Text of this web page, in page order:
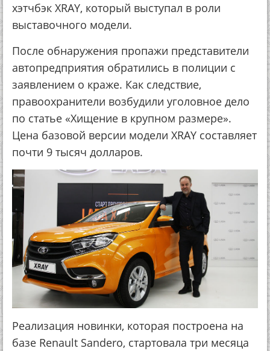
хэтчбэк XRAY, который выступал в роли
выставочного модели.
После обнаружения пропажи представители
автопредприятия обратились в полиции с
заявлением о краже. Как следствие,
правоохранители возбудили уголовное дело
по статье «Хищение в крупном размере».
Цена базовой версии модели XRAY составляет
почти 9 тысяч долларов.
Реализация новинки, которая построена на
базе Renault Sandero, стартовала три месяца